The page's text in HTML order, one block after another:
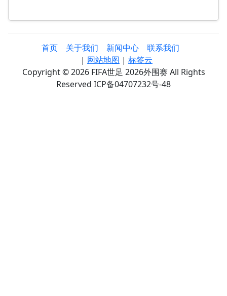
首页 关于我们 新闻中心
联系我们
| 网站地图 | 标签云
Copyright © 2026 FIFA世足 2026外围赛 All Rights
Reserved ICP备04707232号-48